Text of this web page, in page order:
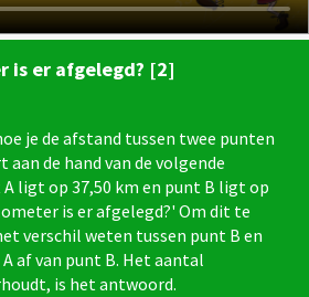
is er afgelegd? [2]
je de afstand tussen twee punten
de hand van de volgende
ligt op 37,50 km en punt B ligt op
is er afgelegd?' Om dit te
verschil weten tussen punt B en
af van punt B. Het aantal
is het antwoord.